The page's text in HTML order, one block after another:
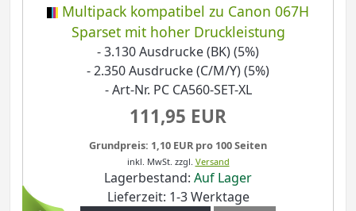
Multipack kompatibel zu Canon 067H
Sparset mit hoher Druckleistung
- 3.130 Ausdrucke (BK) (5%)
- 2.350 Ausdrucke (C/M/Y) (5%)
- Art-Nr. PC CA560-SET-XL
111,95 EUR
Grundpreis: 1,10 EUR pro 100 Seiten
inkl. MwSt. zzgl. Versand
Lagerbestand: Auf Lager
Lieferzeit: 1-3 Werktage